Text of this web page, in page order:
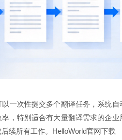
一次性提交多个翻译任务，系统
，特别适合有大量翻译需求的企
续所有工作。
HelloWorld官网下载